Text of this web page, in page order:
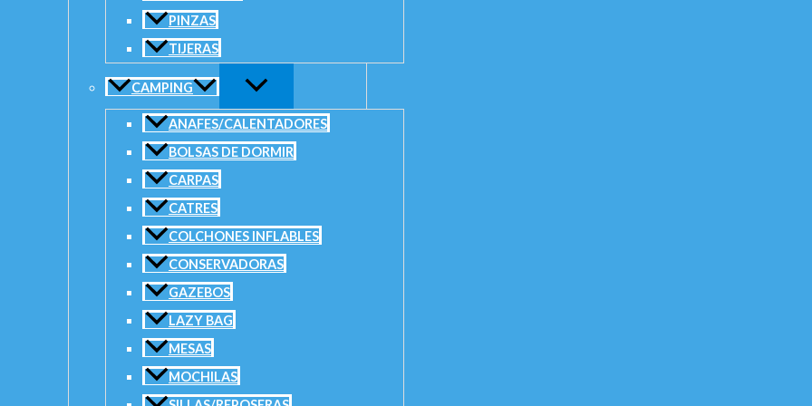
PINZAS
TIJERAS
CAMPING
ANAFES/CALENTADORES
BOLSAS DE DORMIR
CARPAS
CATRES
COLCHONES INFLABLES
CONSERVADORAS
GAZEBOS
LAZY BAG
MESAS
MOCHILAS
Categorías:Señuelos,Señuelos Duros (Hard bait)